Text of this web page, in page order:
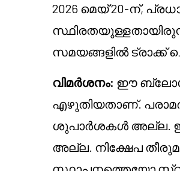
2026 മെയ് 20-ന്,
സമയങ്ങളിൽ ട്രാക്ക്
വിമർശനം: ഈ ബ്ലോഗ്
എഴുതിയതാണ്.
ശുപാർശകൾ അല്ല.
അല്ല. നിക്ഷേപ